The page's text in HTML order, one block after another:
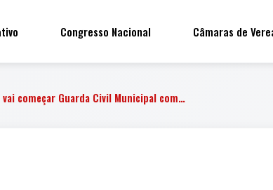
Congresso Nacional Câmaras de
começar Guarda Civil Municipal com…